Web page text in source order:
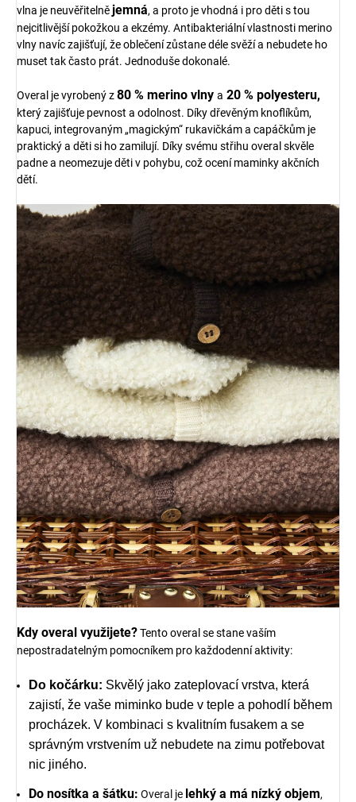
vlna je neuvěřitelnějemná, a proto je vhodná i pro děti s tou
nejcitlivější pokožkou a ekzémy. Antibakteriální vlastnosti merino
vlny navíc zajišťují, že oblečení zůstane déle svěží a nebudete ho
muset tak často prát. Jednoduše dokonalé.
Overal je vyrobený z80 % merino vlny a 20 % polyesteru,
který zajišťuje pevnost a odolnost. Díky dřevěným knoflíkům,
kapuci, integrovaným „magickým“ rukavičkám a capáčkům je
praktický a děti si ho zamilují. Díky svému střihu overal skvěle
padne a neomezuje děti v pohybu, což ocení maminky akčních
dětí.
Kdy overal využijete?Tento overal se stane vaším
nepostradatelným pomocníkem pro každodenní aktivity:
Do kočárku: Skvělý jako zateplovací vrstva, která
zajistí, že vaše miminko bude v teple a pohodlí během
procházek. V kombinaci s kvalitním fusakem a se
správným vrstvením už nebudete na zimu potřebovat
nic jiného.
Do nosítka a šátku: Overal je lehký a má nízký objem,